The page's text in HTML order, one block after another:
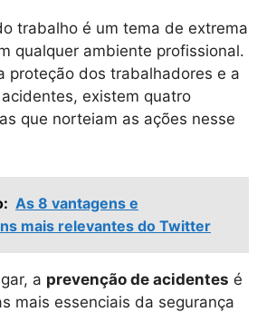
trabalho é um tema de extrema
qualquer ambiente profissional.
proteção dos trabalhadores e a
existem quatro
que norteiam as ações nesse
As 8 vantagens e
mais relevantes do Twitter
a prevenção de acidentes é
mais essenciais da segurança